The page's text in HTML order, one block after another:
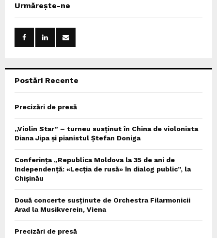
h
Urmărește-ne
Postări Recente
Precizări de presă
„Violin Star” – turneu susținut în China de violonista
Diana Jipa și pianistul Ștefan Doniga
Conferința „Republica Moldova la 35 de ani de
Independență: «Lecția de rusă» în dialog public”, la
Chișinău
Două concerte susținute de Orchestra Filarmonicii
Arad la Musikverein, Viena
Precizări de presă